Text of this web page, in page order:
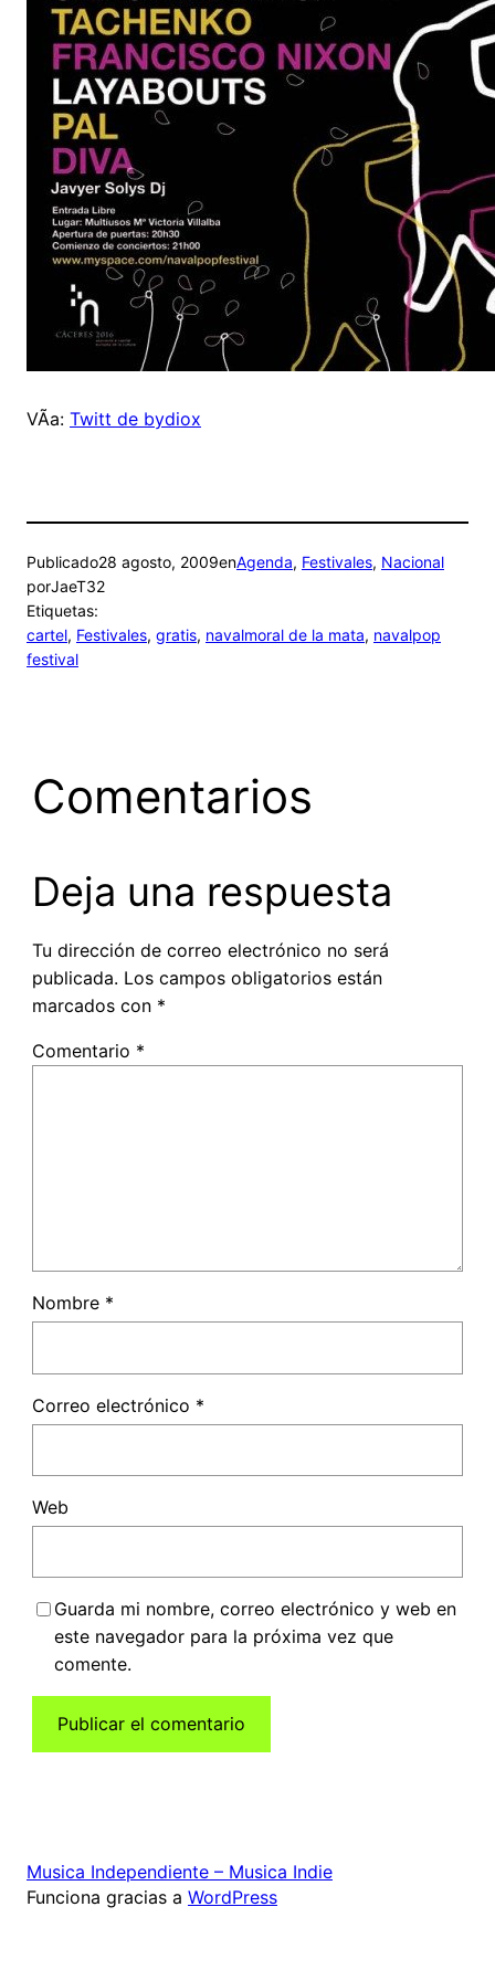
VÃ­a: Twitt de bydiox
Publicado28 agosto, 2009enAgenda, Festivales, Nacional
porJaeT32
Etiquetas:
cartel, Festivales, gratis, navalmoral de la mata, navalpop
festival
Comentarios
Deja una respuesta
Tu dirección de correo electrónico no será
publicada. Los campos obligatorios están
marcados con *
Comentario *
Nombre *
Correo electrónico *
Web
Guarda mi nombre, correo electrónico y web en
este navegador para la próxima vez que
comente.
Musica Independiente – Musica Indie
Funciona gracias a WordPress